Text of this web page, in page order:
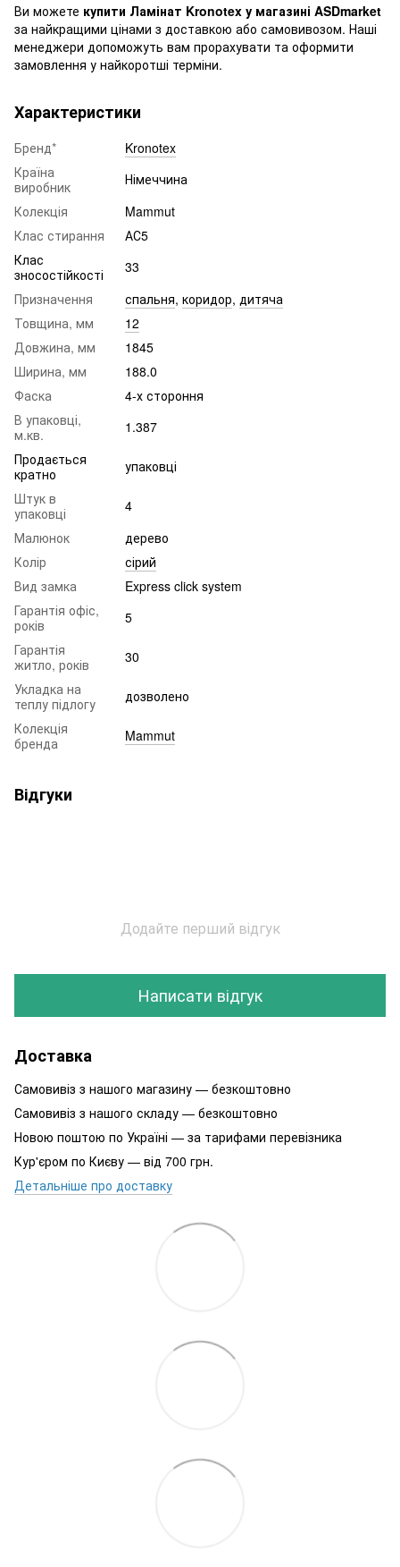
Ви можете купити Ламінат Kronotex у магазині ASDmarket
за найкращими цінами з доставкою або самовивозом. Наші
менеджери допоможуть вам прорахувати та оформити
замовлення у найкоротші терміни.
Характеристики
Бренд*
Kronotex
Країна
виробник
Німеччина
Колекція
Mammut
Клас стирання
АС5
Клас
зносостійкості
33
Призначення
спальня, коридор, дитяча
Товщина, мм
12
Довжина, мм
1845
Ширина, мм
188.0
Фаска
4-х стороння
В упаковці,
м.кв.
1.387
Продається
кратно
упаковці
Штук в
упаковці
4
Малюнок
дерево
Колір
сірий
Вид замка
Express click system
Гарантія офіс,
років
5
Гарантія
житло, років
30
Укладка на
теплу підлогу
дозволено
Колекція
бренда
Mammut
Відгуки
Додайте перший відгук
Написати відгук
Доставка
Самовивіз з нашого магазину — безкоштовно
Самовивіз з нашого складу — безкоштовно
Новою поштою по Україні — за тарифами перевізника
Кур'єром по Києву — від 700 грн.
Детальніше про доставку